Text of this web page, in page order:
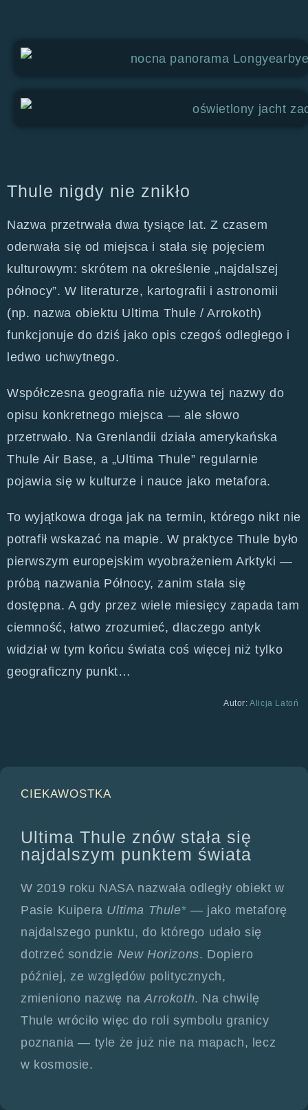
Thule nigdy nie znikło
Nazwa przetrwała dwa tysiące lat. Z czasem
oderwała się od miejsca i stała się pojęciem
kulturowym: skrótem na określenie „najdalszej
północy”. W literaturze, kartografii i astronomii
(np. nazwa obiektu Ultima Thule / Arrokoth)
funkcjonuje do dziś jako opis czegoś odległego i
ledwo uchwytnego.
Współczesna geografia nie używa tej nazwy do
opisu konkretnego miejsca — ale słowo
przetrwało. Na Grenlandii działa amerykańska
Thule Air Base, a „Ultima Thule” regularnie
pojawia się w kulturze i nauce jako metafora.
To wyjątkowa droga jak na termin, którego nikt nie
potrafił wskazać na mapie. W praktyce Thule było
pierwszym europejskim wyobrażeniem Arktyki —
próbą nazwania Północy, zanim stała się
dostępna. A gdy przez wiele miesięcy zapada tam
ciemność, łatwo zrozumieć, dlaczego antyk
widział w tym końcu świata coś więcej niż tylko
geograficzny punkt…
Autor:Alicja Latoń
CIEKAWOSTKA
Ultima Thule znów stała się
najdalszym punktem świata
W 2019 roku NASA nazwała odległy obiekt w
Pasie Kuipera Ultima Thule* — jako metaforę
najdalszego punktu, do którego udało się
dotrzeć sondzie New Horizons. Dopiero
później, ze względów politycznych,
zmieniono nazwę naArrokoth. Na chwilę
Thule wróciło więc do roli symbolu granicy
poznania — tyle że już nie na mapach, lecz
w kosmosie.